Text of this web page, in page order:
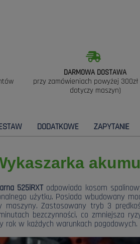
DARMOWA DOSTAWA
przy zamówieniach powyżej
dotyczy maszyn)
DODATKOWE ZAPYTANIE
525iRXTodpowiada kosom
użytku. Posiada wbudowany
maszyny. Zastosowany tryb 3
bezczynności, co zmniejsza
rok w każdych warunkach pogodowych.